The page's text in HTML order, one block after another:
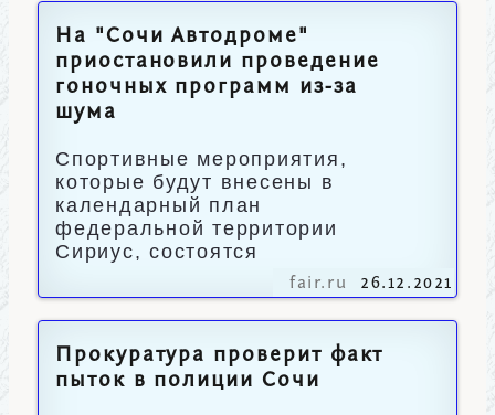
На "Сочи Автодроме"
приостановили проведение
гоночных программ из-за
шума
Спортивные мероприятия,
которые будут внесены в
календарный план
федеральной территории
Сириус, состоятся
fair.ru 26.12.2021
Прокуратура проверит факт
пыток в полиции Сочи